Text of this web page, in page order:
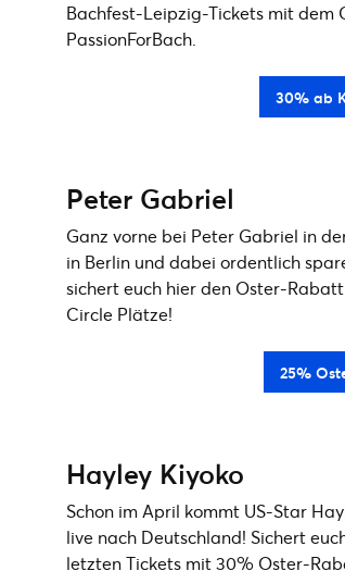
Bachfest-Leipzig-Tickets mit dem
PassionForBach.
30% ab
Peter Gabriel
Ganz vorne bei Peter Gabriel in
in Berlin und dabei ordentlich
sichert euch hier den Oster-
Circle Plätze!
25%
Hayley Kiyoko
Schon im April kommt US-Star
live nach Deutschland! Sichert
letzten Tickets mit 30% Oster-